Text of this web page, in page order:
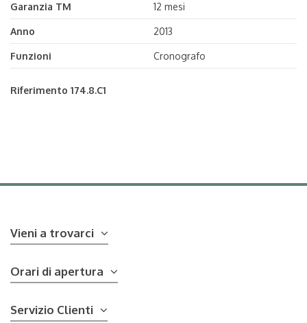
Garanzia TM 12 mesi
Anno 2013
Funzioni Cronografo
Riferimento 174.8.C1
Vieni a trovarci
Orari di apertura
Servizio Clienti